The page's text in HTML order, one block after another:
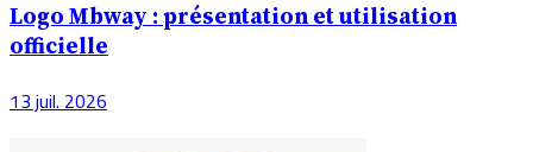
Logo Mbway : présentation et utilisation
officielle
13 juil. 2026